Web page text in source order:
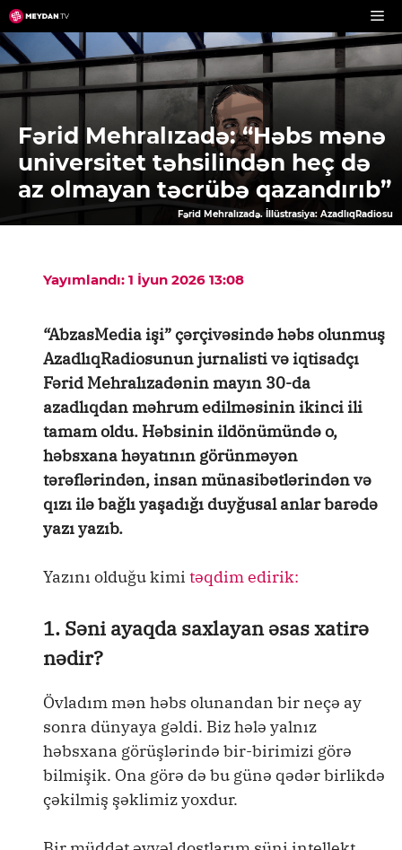
Skip
to
content
Fərid Mehralızadə: “Həbs mənə
universitet təhsilindən heç də
az olmayan təcrübə qazandırıb”
Fərid Mehralızadə. İllüstrasiya: AzadlıqRadiosu
Yayımlandı: 1 İyun 2026 13:08
“AbzasMedia işi” çərçivəsində həbs olunmuş
AzadlıqRadiosunun jurnalisti və iqtisadçı
Fərid Mehralızadənin mayın 30-da
azadlıqdan məhrum edilməsinin ikinci ili
tamam oldu. Həbsinin ildönümündə o,
həbsxana həyatının görünməyən
tərəflərindən, insan münasibətlərindən və
qızı ilə bağlı yaşadığı duyğusal anlar barədə
yazı yazıb.
Yazını olduğu kimi təqdim edirik:
1. Səni ayaqda saxlayan əsas xatirə
nədir?
Övladım mən həbs olunandan bir neçə ay
sonra dünyaya gəldi. Biz hələ yalnız
həbsxana görüşlərində bir-birimizi görə
bilmişik. Ona görə də bu günə qədər birlikdə
çəkilmiş şəklimiz yoxdur.